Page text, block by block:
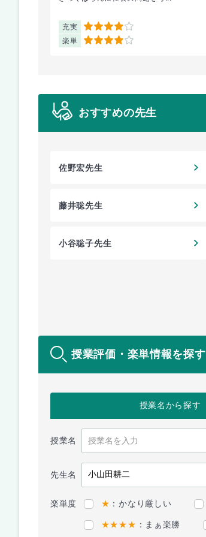
充実 4
楽単 4
おすすめの先生
佐野宏先生
藤井聡先生
小谷聡子先生
授業評価・楽単情報を探す
授業名から探す
授業名
先生名
楽単度 ★ ：かなり厳しい
★★★★ ：まぁ楽勝